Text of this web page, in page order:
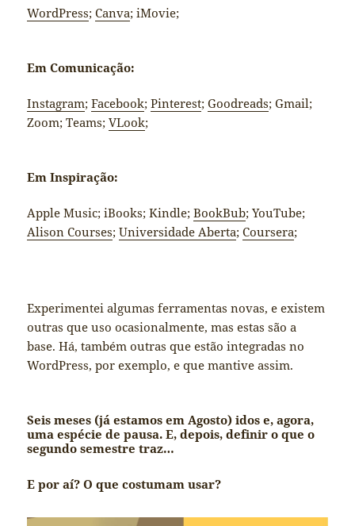
WordPress;Canva; iMovie;
Em Comunicação:
Instagram;Facebook;Pinterest;Goodreads; Gmail;
Zoom; Teams;VLook;
Em Inspiração:
Apple Music; iBooks; Kindle;BookBub; YouTube;
Alison Courses;Universidade Aberta;Coursera;
Experimentei algumas ferramentas novas, e existem
outras que uso ocasionalmente, mas estas são a
base. Há, também outras que estão integradas no
WordPress, por exemplo, e que mantive assim.
Seis meses (já estamos em Agosto) idos e, agora,
uma espécie de pausa. E, depois, definir o que o
segundo semestre traz…
E por aí? O que costumam usar?